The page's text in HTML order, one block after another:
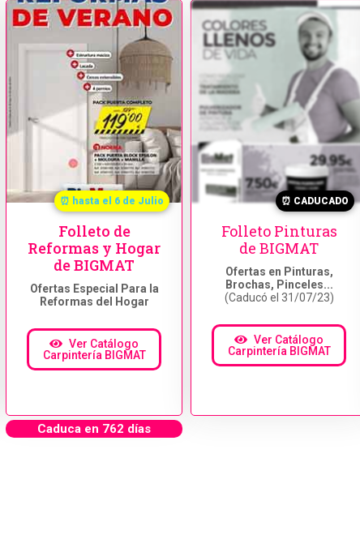
⏰ hasta el 6 de Julio
Folleto de
Reformas y Hogar
de BIGMAT
Ofertas Especial Para la
Reformas del Hogar
Ver Catálogo
Carpintería BIGMAT
Caduca en 762 días
⏰ CADUCADO
Folleto Pinturas
de BIGMAT
Ofertas en Pinturas,
Brochas, Pinceles...
(Caducó el 31/07/23)
Ver Catálogo
Carpintería BIGMAT